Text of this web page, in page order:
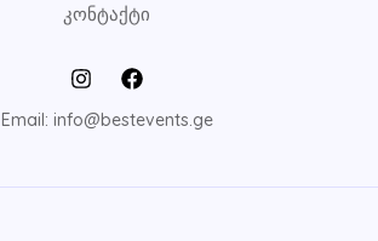
კონტაქტი
Email: info@bestevents.ge